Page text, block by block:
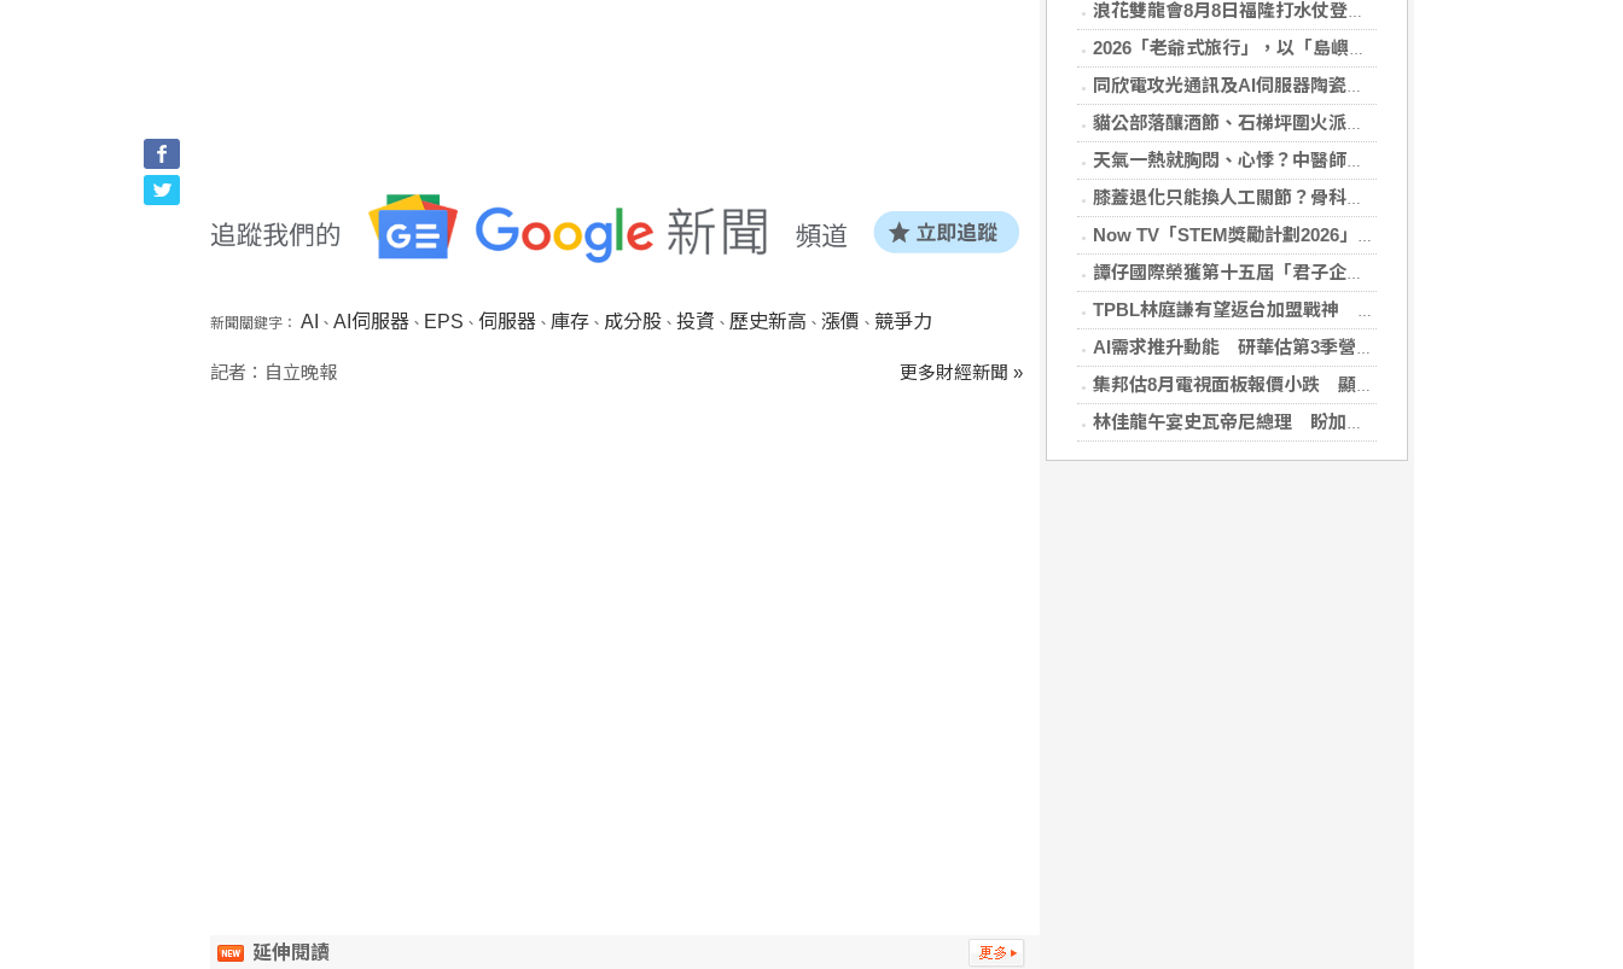
浪花雙龍會8月8日福隆打水仗登場 尚有免費名額快報名，還可抽住宿券！
2026「老爺式旅行」，以「島嶼的弦外之音」為題 帶旅人開箱歌劇院後台、探訪地下舞廳年代及體驗民歌
同欣電攻光通訊及AI伺服器陶瓷基板 明年業績看佳
貓公部落釀酒節、石梯坪圍火派對 分別在中秋與國慶連假登場
天氣一熱就胸悶、心悸？中醫師提醒：高溫讓心臟負擔大增，別輕忽身體警訊
膝蓋退化只能換人工關節？骨科醫師解析「退化性關節炎」治療評估
Now TV「STEM獎勵計劃2026」正式開始｜獲長隆度假區全力支持 推出《主題樂園有趣科學大探索》第二季及「長隆小科學家大獎」
譚仔國際榮獲第十五屆「君子企業獎」 卓越ESG及營商表現備受肯定
TPBL林庭謙有望返台加盟戰神 陳冠全笑稱不是AI嗎
AI需求推升動能 研華估第3季營收雙增、毛利率持穩
集邦估8月電視面板報價小跌 顯示器及NB面板持平
林佳龍午宴史瓦帝尼總理 盼加強各領域雙邊合作
新聞關鍵字： AI 、 AI伺服器、 EPS 、 伺服器、 庫存、 成分股、 投資 、 歷史新高 、 漲價 、 競爭力
記者：自立晚報 更多財經新聞 »
延伸閱讀